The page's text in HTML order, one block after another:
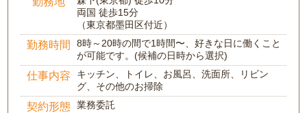
両国 徒歩15分
（東京都墨田区付近）
勤務時間
8時～20時の間で1時間〜、好きな日に働くこと
が可能です。(候補の日時から選択)
仕事内容
キッチン、トイレ、お風呂、洗面所、リビン
グ、その他のお掃除
契約形態 業務委託